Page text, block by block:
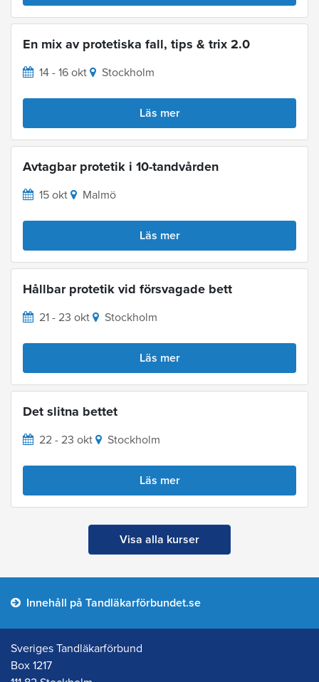
En mix av protetiska fall, tips & trix 2.0
14 - 16 okt Stockholm
Läs mer
Avtagbar protetik i 10-tandvården
15 okt Malmö
Läs mer
Hållbar protetik vid försvagade bett
21 - 23 okt Stockholm
Läs mer
Det slitna bettet
22 - 23 okt Stockholm
Läs mer
Visa alla kurser
Innehåll på Tandläkarförbundet.se
Sveriges Tandläkarförbund
Box 1217